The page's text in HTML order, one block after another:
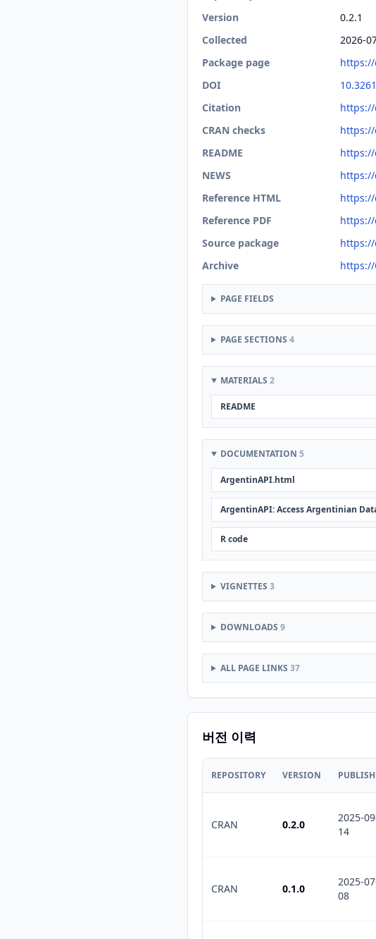
Version
0.2.1
Collected
2026-
Package page
DOI
Citation
CRAN checks
https://
README
https://
NEWS
Reference HTML
Reference PDF
Source package
https://
Archive
https://
PAGE FIELDS
PAGE SECTIONS 4
MATERIALS 2
README
DOCUMENTATION 5
ArgentinAPI.html
ArgentinAPI: Access Argentinian
R code
VIGNETTES 3
DOWNLOADS 9
ALL PAGE LINKS 37
버전 이력
REPOSITORY VERSION
CRAN 0.2.0
2025-
14
CRAN 0.1.0
2025-
08